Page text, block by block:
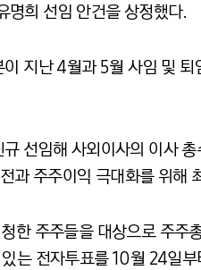
희 선임 안건을 상정했다.
지난 4월과 5월 사임 및
선임해 사외이사의 이사
과 주주이익 극대화를 위해
한 주주들을 대상으로 주
는 전자투표를 10월 24일